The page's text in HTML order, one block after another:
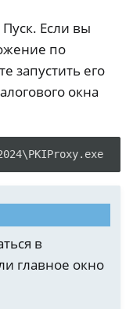
Если вы
по
запустить его
окна
в
главное окно